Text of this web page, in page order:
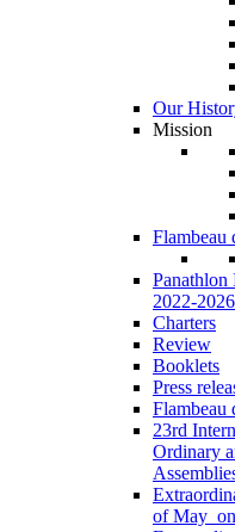
Our
Mission
Flambeau
Panathlon
2022-2026
Charters
Review
Booklets
Press
Flambeau
23rd
Ordinary
of